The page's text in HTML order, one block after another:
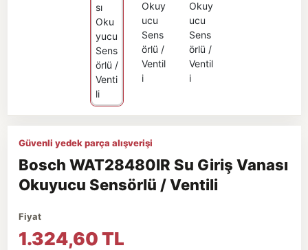
Güvenli yedek parça alışverişi
Bosch WAT28480IR Su Giriş Vanası
Okuyucu Sensörlü / Ventili
Fiyat
1.324,60 TL